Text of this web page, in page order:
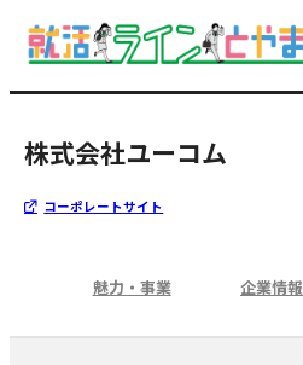
株式会社ユーコム
コーポレートサイト
魅力・事業 企業情報